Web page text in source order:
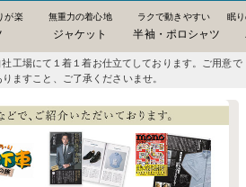
が楽 無重力の着心地
ジャケット
ラクで動きやすい
半袖・ポロシャツ
眠
工場にて１着１着お仕立てしております。ご用意で
ますこと、ご了承くださいませ。